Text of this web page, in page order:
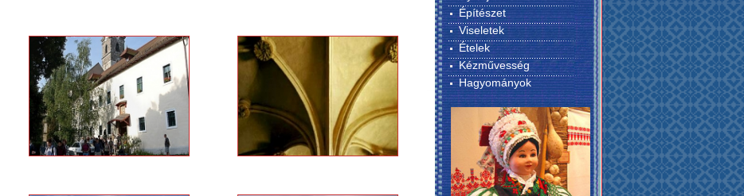
Építészet
Viseletek
Ételek
Kézművesség
Hagyományok